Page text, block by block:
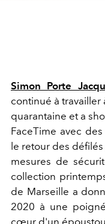
Simon Porte
continué à
quarantaine et a
FaceTime avec
le retour des
mesures de
collection
de Marseille a
2020 à une
cœur d'un